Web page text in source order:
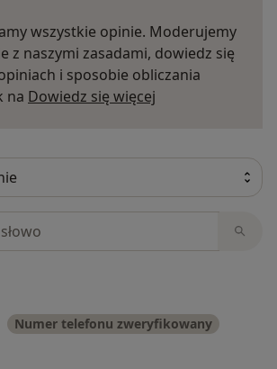
wszystkie opinie. Moderujemy
z naszymi zasadami, dowiedz się
i sposobie obliczania
na Dowiedz się więcej
Numer telefonu zweryfikowany